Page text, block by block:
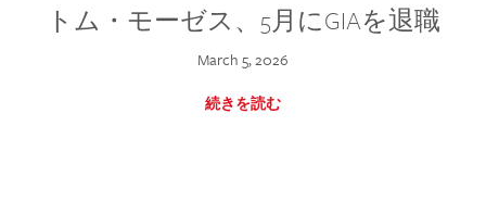
トム・モーゼス、5月にGIAを退職
March 5, 2026
続きを読む